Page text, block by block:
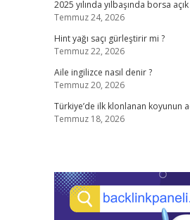
2025 yılında yılbaşında borsa açık
Temmuz 24, 2026
Hint yağı saçı gürleştirir mi ?
Temmuz 22, 2026
Aile ingilizce nasıl denir ?
Temmuz 20, 2026
Türkiye’de ilk klonlanan koyunun
Temmuz 18, 2026